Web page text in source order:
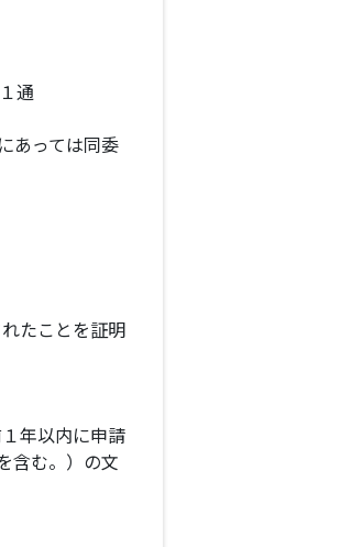
通
あっては同委
たことを証明
年以内に申請
含む。）の文